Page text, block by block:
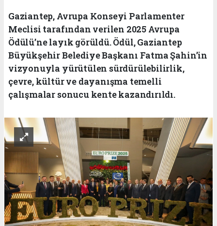
Gaziantep, Avrupa Konseyi Parlamenter
Meclisi tarafından verilen 2025 Avrupa
Ödülü’ne layık görüldü. Ödül, Gaziantep
Büyükşehir Belediye Başkanı Fatma Şahin’in
vizyonuyla yürütülen sürdürülebilirlik,
çevre, kültür ve dayanışma temelli
çalışmalar sonucu kente kazandırıldı.